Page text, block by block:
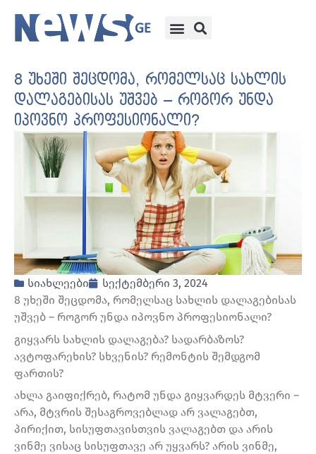
8 უხეში შეცდომა, რომელსაც სახლის
დალაგებისას უშვებ – როგორ უნდა
იპოვნო პროფესიონალი?
სიახლეები
სექტემბერი 3, 2024
8 უხეში შეცდომა, რომელსაც სახლის დალაგებისას
უშვებ – როგორ უნდა იპოვნო პროფესიონალი?
გიყვარს სახლის დალაგება? სადარბაზოს?
ავტოფარეხის? სხვენის? რემონტის შემდგომ
ფართის?
ახლა გაიფიქრებ, რატომ უნდა გიყვარდეს მტვერი –
არა, მტვრის შესაგროვებლად არ ვალაგებთ,
პირიქით, სისუფთავისთვის ვალაგებთ და არის
ვინმე ვისაც სისუფთავე არ უყვარს? არის ვინმე,